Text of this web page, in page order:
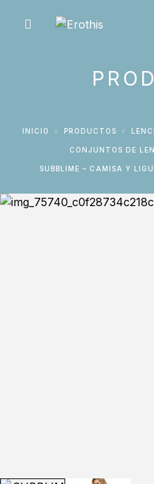
INICIO PRODUCTOS
CONJUNTOS DE
SUBBLIME – CAMISA Y